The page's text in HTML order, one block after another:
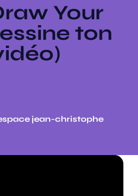
Your
ton
jean-christophe